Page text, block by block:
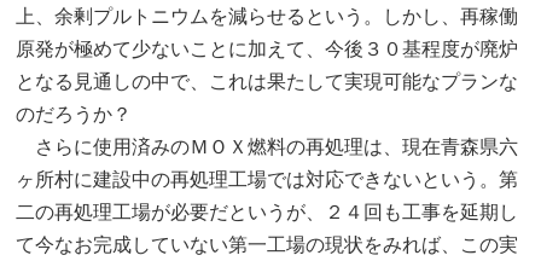
上、余剰プルトニウムを減らせるという。しかし、再稼働
原発が極めて少ないことに加えて、今後３０基程度が廃炉
となる見通しの中で、これは果たして実現可能なプランな
のだろうか？
さらに使用済みのＭＯＸ燃料の再処理は、現在青森県六
ヶ所村に建設中の再処理工場では対応できないという。第
二の再処理工場が必要だというが、２４回も工事を延期し
て今なお完成していない第一工場の現状をみれば、この実